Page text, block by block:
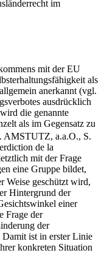
im
mit der EU
als
anerkannt (vgl.
ausdrücklich
die genannte
als im Gegensatz zu
AMSTUTZ, a.a.O., S.
de la
mit der Frage
eine Gruppe bildet,
Weise geschützt wird,
Hintergrund der
einer
Frage der
der
ist in erster Linie
konkreten Situation